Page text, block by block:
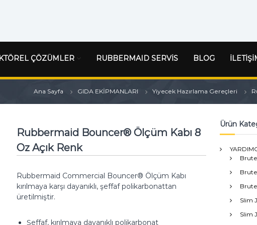
ÇÖZÜMLER RUBBERMAID SERVİS BLOG
Ana Sayfa GIDA EKİPMANLARI Yiyecek Hazırlama Gereçleri
Rubbermaid Bouncer® Ölçüm Kabı 8
Oz Açık Renk
Rubbermaid Commercial Bouncer® Ölçüm Kabı
kırılmaya karşı dayanıklı, şeffaf polikarbonattan
üretilmiştir.
Şeffaf, kırılmaya dayanıklı polikarbonat
Ürün
Slim
Slim